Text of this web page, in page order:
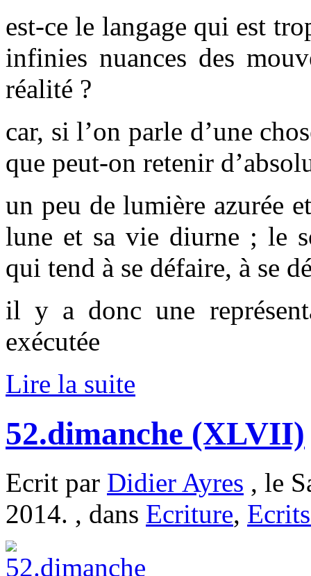
est-ce le langage qui est
infinies nuances des
réalité ?
car, si l’on parle d’une
que peut-on retenir
un peu de lumière azurée
lune et sa vie diurne ; le
qui tend à se défaire, à se
il y a donc une
exécutée
Lire la suite
52.dimanche (XLVII)
Ecrit par Didier Ayres , le
2014. , dans Ecriture,